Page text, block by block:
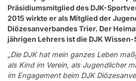
Präsidiumsmitglied des DJK-
2015 wirkte er als Mitglied der
Diözesanverbandes Trier. Der
jährigen Lehrers ist die DJK Wissen-
„Die DJK hat mein ganzes Leben
als Kind im Verein, als Jugendlicher
im Engagement beim DJK